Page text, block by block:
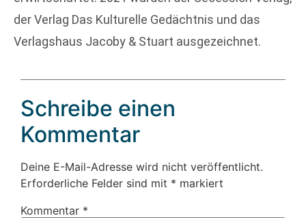
der Verlag Das Kulturelle Gedächtnis und das
Verlagshaus Jacoby & Stuart ausgezeichnet.
Schreibe einen
Kommentar
Deine E-Mail-Adresse wird nicht veröffentlicht.
Erforderliche Felder sind mit * markiert
Kommentar *